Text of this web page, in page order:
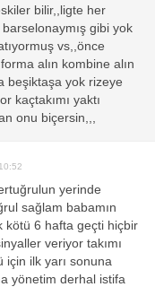
bilir,,ligte her
barselonaymış gibi yok
vs,,önce
alın kombine alın
beşiktaşa yok rizeye
kaçtakımı yaktı
onu biçersin,,,
yerinde
sağlam babamın
kötü 6 hafta geçti hiçbir
veriyor takımı
için ilk yarı sonuna
yönetim derhal istifa